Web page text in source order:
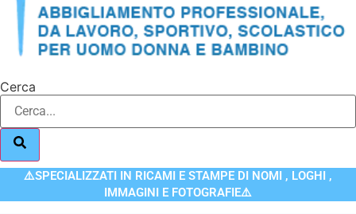
Cerca
⚠️SPECIALIZZATI IN RICAMI E STAMPE DI NOMI , LOGHI ,
IMMAGINI E FOTOGRAFIE⚠️